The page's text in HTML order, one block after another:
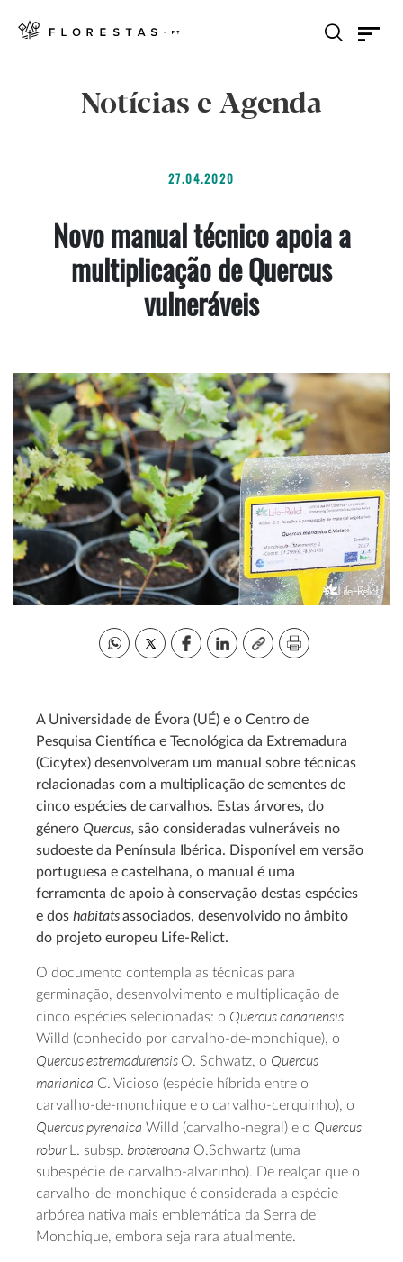
Notícias e Agenda
27.04.2020
Novo manual técnico apoia a
multiplicação de Quercus
vulneráveis
A Universidade de Évora (UÉ) e o Centro de
Pesquisa Científica e Tecnológica da Extremadura
(Cicytex) desenvolveram um manual sobre técnicas
relacionadas com a multiplicação de sementes de
cinco espécies de carvalhos. Estas árvores, do
género Quercus, são consideradas vulneráveis no
sudoeste da Península Ibérica. Disponível em versão
portuguesa e castelhana, o manual é uma
ferramenta de apoio à conservação destas espécies
e dos habitatsassociados, desenvolvido no âmbito
do projeto europeu Life-Relict.
O documento contempla as técnicas para
germinação, desenvolvimento e multiplicação de
cinco espécies selecionadas: o Quercus canariensis
Willd (conhecido por carvalho-de-monchique), o
Quercus estremadurensis O. Schwatz, o Quercus
marianica C. Vicioso (espécie híbrida entre o
carvalho-de-monchique e o carvalho-cerquinho), o
Quercus pyrenaica Willd (carvalho-negral) e o Quercus
robur L. subsp. broteroana O.Schwartz (uma
subespécie de carvalho-alvarinho). De realçar que o
carvalho-de-monchique é considerada a espécie
arbórea nativa mais emblemática da Serra de
Monchique, embora seja rara atualmente.